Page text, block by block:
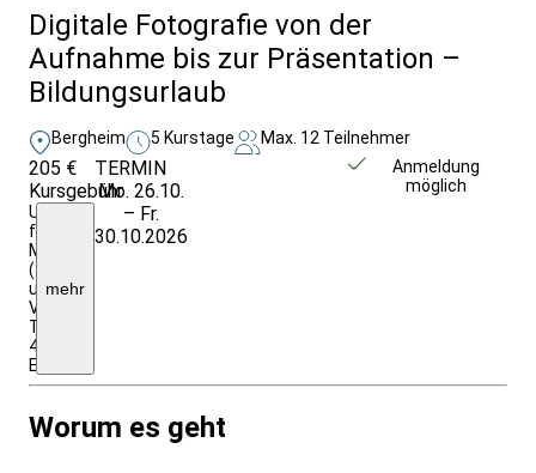
Digitale Fotografie von der
Aufnahme bis zur Präsentation –
Bildungsurlaub
Bergheim 5 Kurstage Max. 12 Teilnehmer
205 €
Kursgebühr
Umlage
für
Materialkosten
(Skript
und
Video-
Tutorials)
40,00
Euro
mehr
TERMIN
Mo. 26.10.
– Fr.
30.10.2026
Anmeldung
möglich
Worum es geht